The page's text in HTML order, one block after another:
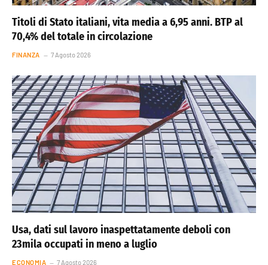
Titoli di Stato italiani, vita media a 6,95 anni. BTP al
70,4% del totale in circolazione
FINANZA 7 Agosto 2026
Usa, dati sul lavoro inaspettatamente deboli con
23mila occupati in meno a luglio
ECONOMIA 7 Agosto 2026